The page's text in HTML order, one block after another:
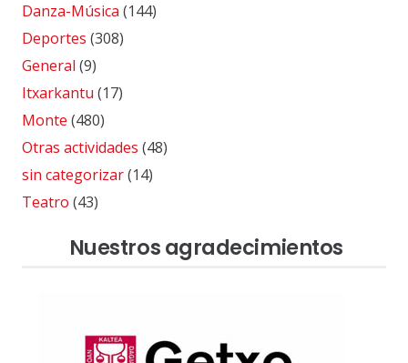
Danza-Música (144)
Deportes (308)
General (9)
Itxarkantu (17)
Monte (480)
Otras actividades (48)
sin categorizar(14)
Teatro (43)
Nuestros agradecimientos